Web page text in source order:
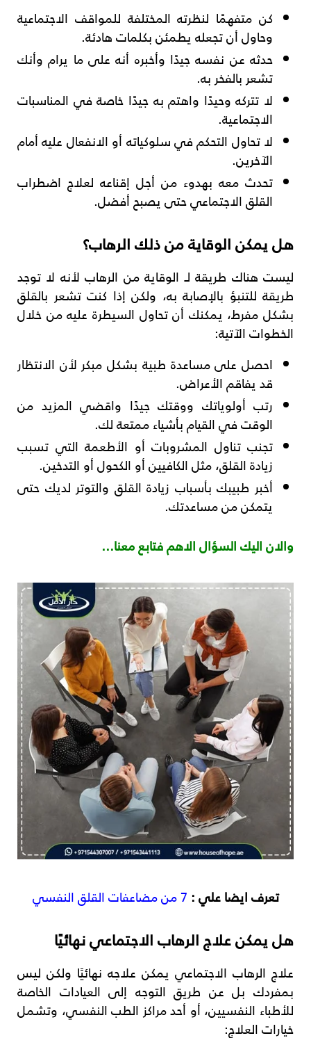
كن متفهمًا لنظرته المختلفة للمواقف الاجتماعية
وحاول أن تجعله يطمئن بكلمات هادئة.
حدثه عن نفسه جيدًا وأخبره أنه على ما يرام وأنك
تشعر بالفخر به.
لا تتركه وحيدًا واهتم به جيدًا خاصة في المناسبات
الاجتماعية.
لا تحاول التحكم في سلوكياته أو الانفعال عليه أمام
الآخرين.
تحدث معه بهدوء من أجل إقناعه لعلاج اضطراب
القلق الاجتماعي حتى يصبح أفضل.
هل يمكن الوقاية من ذلك الرهاب؟
ليست هناك طريقة لـ الوقاية من الرهاب لأنه لا توجد
طريقة للتنبؤ بالإصابة به، ولكن إذا كنت تشعر بالقلق
بشكل مفرط، يمكنك أن تحاول السيطرة عليه من خلال
الخطوات الآتية:
احصل على مساعدة طبية بشكل مبكر لأن الانتظار
قد يفاقم الأعراض.
رتب أولوياتك ووقتك جيدًا واقضي المزيد من
الوقت في القيام بأشياء ممتعة لك.
تجنب تناول المشروبات أو الأطعمة التي تسبب
زيادة القلق، مثل الكافيين أو الكحول أو التدخين.
أخبر طبيبك بأسباب زيادة القلق والتوتر لديك حتى
يتمكن من مساعدتك.
والان اليك السؤال الاهم فتابع معنا…
تعرف ايضا علي : 7 من مضاعفات القلق النفسي
هل يمكن علاج الرهاب الاجتماعي نهائيًا
علاج الرهاب الاجتماعي يمكن علاجه نهائيًا ولكن ليس
بمفردك بل عن طريق التوجه إلى العيادات الخاصة
للأطباء النفسيين، أو أحد مراكز الطب النفسي، وتشمل
خيارات العلاج: